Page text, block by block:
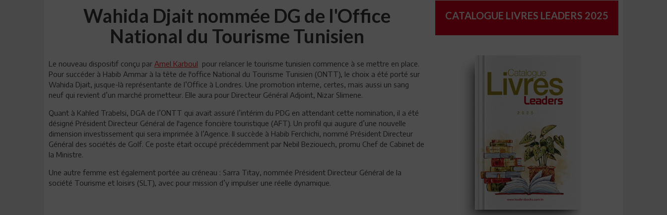
Wahida Djait nommée DG de l'Office
National du Tourisme Tunisien
Le nouveau dispositif conçu par Amel Karboul pour relancer le tourisme tunisien commence à se mettre en place.
Pour succéder à Habib Ammar à la tête de l'office National du Tourisme Tunisien (ONTT), le choix a été porté sur
Wahida Djait, jusque-là représentante de l’Office à Londres. Une promotion interne, certes, mais aussi un sang
neuf qui revient d’un marché prometteur. Elle aura pour Directeur Général Adjoint, Nizar Slimene.
Quant à Kahled Trabelsi, DGA de l’ONTT qui avait assuré l’intérim du PDG en attendant cette nomination, il a été
désigné Président Directeur Général de l'agence foncière touristique (AFT). Un profil qui augure d’une nouvelle
dimension investissement qui sera imprimée à l’Agence. Il succède à Habib Ferchichi, nommé Président Directeur
Général des sociétés de Golf. Ce poste était occupé précédemment par Nebil Beziouech, promu Chef de Cabinet de
la Ministre.
Une autre femme est également portée au créneau : Sarra Titay, nommée Président Directeur Général de la
société Tourisme et loisirs (SLT), avec pour mission d’y impulser une réelle dynamique.
CATALOGUE LIVRES LEADERS 2025